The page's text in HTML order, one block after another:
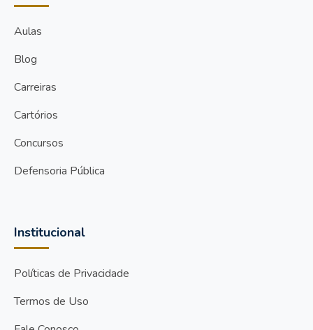
Aulas
Blog
Carreiras
Cartórios
Concursos
Defensoria Pública
Institucional
Políticas de Privacidade
Termos de Uso